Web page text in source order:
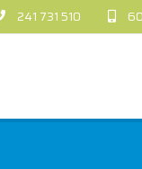
241 731 510